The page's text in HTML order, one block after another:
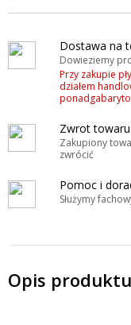
Dostawa na
Dowieziemy
Przy zakupie
działem
Zwrot
Zakupiony
zwrócić
Pomoc i
Służymy
Opis produktu